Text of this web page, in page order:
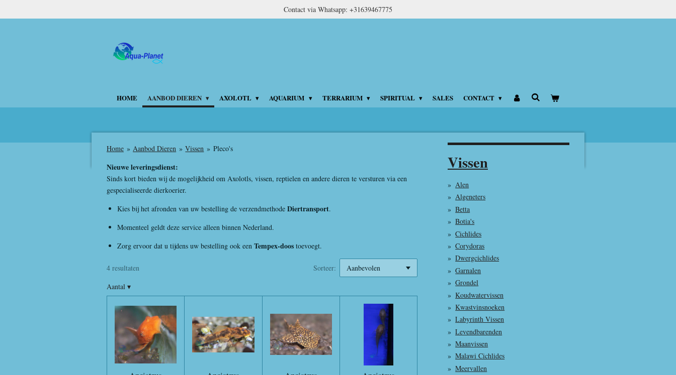
Contact via Whatsapp: +31639467775
HOME AANBOD DIEREN AXOLOTL AQUARIUM TERRARIUM SPIRITUAL SALES CONTACT
Home » Aanbod Dieren » Vissen » Pleco's
Nieuwe leveringsdienst:
Sinds kort bieden wij de mogelijkheid om Axolotls, vissen, reptielen en andere dieren te versturen via een
gespecialiseerde dierkoerier.
Kies bij het afronden van uw bestelling de verzendmethode Diertransport.
Momenteel geldt deze service alleen binnen Nederland.
Zorg ervoor dat u tijdens uw bestelling ook een Tempex-doos toevoegt.
4 resultaten
Sorteer:
Aantal ▾
Vissen
Alen
Algeneters
Betta
Botia's
Cichlides
Corydoras
Dwergcichlides
Garnalen
Grondel
Koudwatervissen
Kwastvinsnoeken
Labyrinth Vissen
Levendbarenden
Maanvissen
Malawi Cichlides
Meervallen